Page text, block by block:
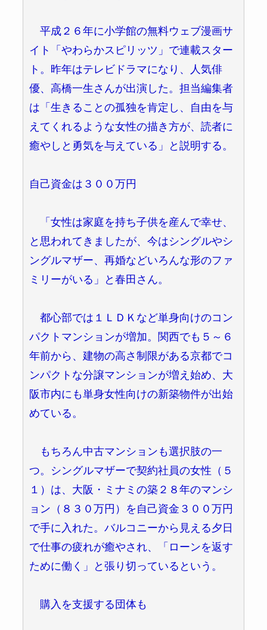
平成２６年に小学館の無料ウェブ漫画サ
イト「やわらかスピリッツ」で連載スター
ト。昨年はテレビドラマになり、人気俳
優、高橋一生さんが出演した。担当編集者
は「生きることの孤独を肯定し、自由を与
えてくれるような女性の描き方が、読者に
癒やしと勇気を与えている」と説明する。
自己資金は３００万円
「女性は家庭を持ち子供を産んで幸せ、
と思われてきましたが、今はシングルやシ
ングルマザー、再婚などいろんな形のファ
ミリーがいる」と春田さん。
都心部では１ＬＤＫなど単身向けのコン
パクトマンションが増加。関西でも５～６
年前から、建物の高さ制限がある京都でコ
ンパクトな分譲マンションが増え始め、大
阪市内にも単身女性向けの新築物件が出始
めている。
もちろん中古マンションも選択肢の一
つ。シングルマザーで契約社員の女性（５
１）は、大阪・ミナミの築２８年のマンシ
ョン（８３０万円）を自己資金３００万円
で手に入れた。バルコニーから見える夕日
で仕事の疲れが癒やされ、「ローンを返す
ために働く」と張り切っているという。
購入を支援する団体も